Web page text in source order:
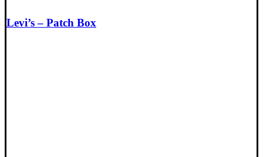
Levi’s – Patch Box